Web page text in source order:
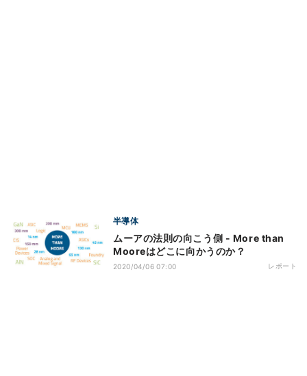
半導体
ムーアの法則の向こう側 - More than
Mooreはどこに向かうのか？
2020/04/06 07:00 レポート